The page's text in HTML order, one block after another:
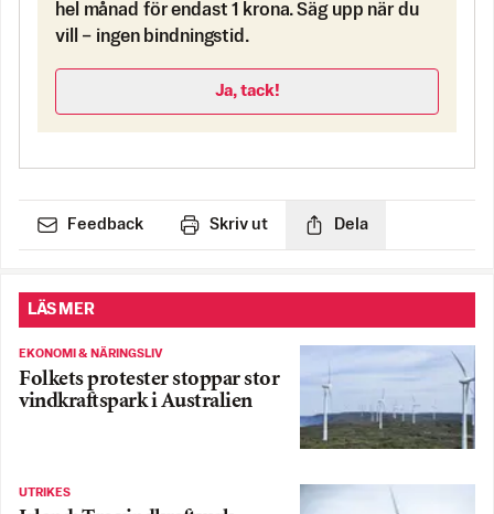
hel månad för endast 1 krona. Säg upp när du
vill – ingen bindningstid.
Ja, tack!
Feedback Skriv ut Dela
LÄS MER
EKONOMI & NÄRINGSLIV
Folkets protester stoppar stor
vindkraftspark i Australien
UTRIKES